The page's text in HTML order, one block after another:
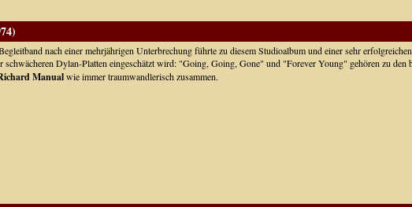
nach einer mehrjährigen Unterbrechung führte zu diesem Studioalbum und einer sehr
schwächeren Dylan-Platten eingeschätzt wird: "Going, Going, Gone" und "Forever Young" gehören zu den
Manualwie immer traumwandlerisch zusammen.